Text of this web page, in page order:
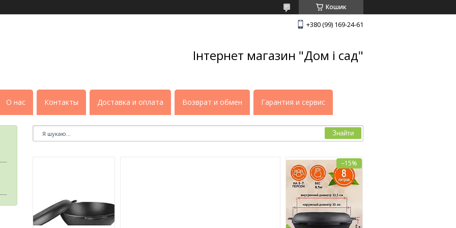
Кошик
+380 (99) 169-24-61
Інтернет магазин "Дом і сад"
О нас Контакты Доставка и оплата Возврат и обмен Гарантия и сервис
Знайти
–15%